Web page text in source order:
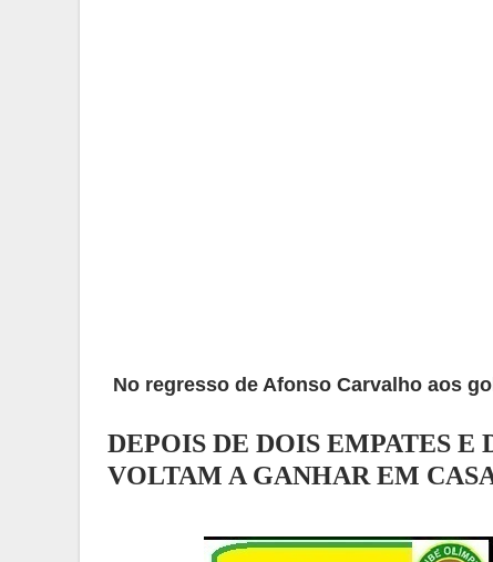
No regresso de Afonso Carvalho aos
DEPOIS DE DOIS EMPATES E
VOLTAM A GANHAR EM